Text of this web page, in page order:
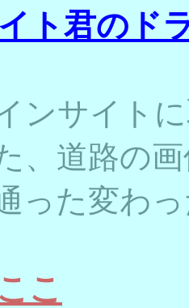
ト君のド
ンサイト
、道路の
った変わ
こ